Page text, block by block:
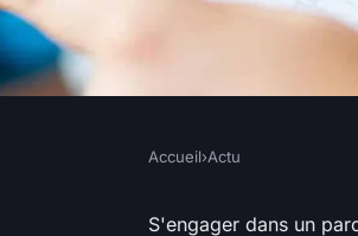
Accueil›Actu
S'engager dans un